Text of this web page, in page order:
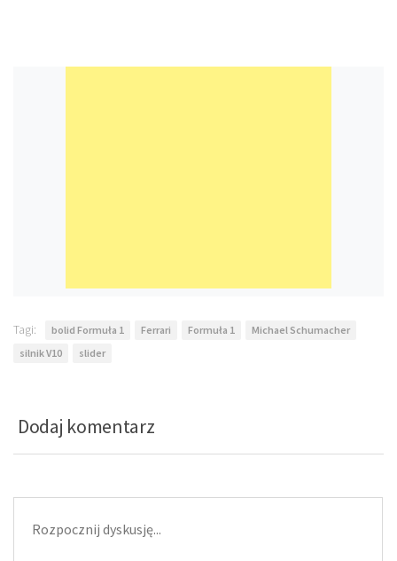
Tagi: bolid Formuła 1 Ferrari Formuła 1
Michael Schumacher
silnik V10
slider
Dodaj komentarz